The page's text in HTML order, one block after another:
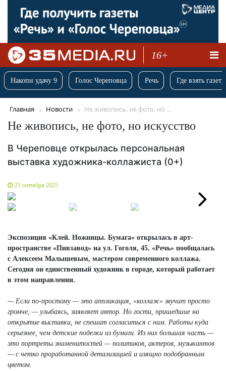
16+
Накопи удачу 9 Голос Череповца Речь Где взять
Главная Новости Не живопись, не фото, но ...
Не живопись, не фото, но искусство
В Череповце открылась персональная
выставка художника-коллажиста (0+)
23 сентября 2025
Экспозиция «Клей. Ножницы. Бумага» открылась в арт-
пространстве «Пивзавод» на ул. Гоголя, 45. «Речь» пообщалась
с Алексеем Малышевым, мастером современного коллажа.
Сегодня он единственный художник в городе, который работает
в этом направлении.
— Если по-простому — это аппликация, «коллаж» звучит просто
громче, — улыбаясь, заявляет автор. Но гости, пришедшие на
открытие выставки, не спешат согласиться с ним. Работы куда
серьезнее, чем детские поделки из бумаги. Из них большая часть —
это портреты знаменитостей — политиков, актеров, музыкантов
— с четко проработанной детализацией и изящно подобранным
цветом.